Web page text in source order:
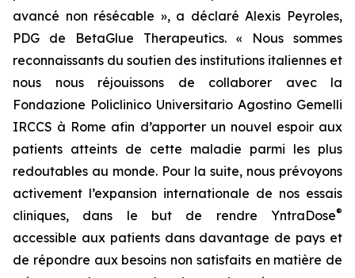
avancé non résécable », a déclaré Alexis Peyroles,
PDG de BetaGlue Therapeutics. « Nous sommes
reconnaissants du soutien des institutions italiennes et
nous nous réjouissons de collaborer avec la
Fondazione Policlinico Universitario Agostino Gemelli
IRCCS à Rome afin d’apporter un nouvel espoir aux
patients atteints de cette maladie parmi les plus
redoutables au monde. Pour la suite, nous prévoyons
activement l’expansion internationale de nos essais
cliniques, dans le but de rendre YntraDose®
accessible aux patients dans davantage de pays et
de répondre aux besoins non satisfaits en matière de